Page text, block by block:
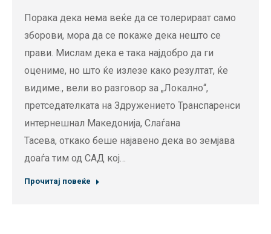
Порака дека нема веќе да се толерираат само
зборови, мора да се покаже дека нешто се
прави. Мислам дека е така најдобро да ги
оцениме, но што ќе излезе како резултат, ќе
видиме., вели во разговор за „Локално“,
претседателката на Здружението Транспаренси
интернешнал Македонија, Слаѓана
Тасева, откако беше најавено дека во земјава
доаѓа тим од САД кој…
Прочитај повеќе